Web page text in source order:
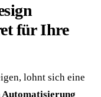
für Ihre
lohnt sich eine